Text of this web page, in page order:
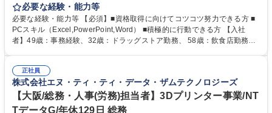
事務所内での事務業務等 ★異業界からの転職者が多数活躍しています
【年収補足】532万円 ＋別途インセンティヴで平均約100万円/年（昨年度
実績） ＋管理業務主任者資格手当50,000円/月 ★親会社である株式会社合
人社計画研究所社のグループ会社として、質の高いサービスと適性価格を
無/年休123日
必要な経験・能力等
必要な経験・能力等 【必須】■資格取得に向けてコツコツ努力できる方 ■
PCスキル（Excel,PowerPoint,Word） ■積極的に行動できる方 【入社
者】49歳：事務経験、32歳：ドラッグストア勤務、 58歳：飲食店勤務
得出来ております！ 【魅力】■フレックス制度、未経験からでも下限年収
を一律支給！ ■管理業務主任者資格取得後には50,000円/月の手当あり！
学歴・資格 学歴：大学院 大学 高専 短大 専修学校 高校 語学力： 資格：第
一種運転免許普通自動車
正社員
株式会社エヌ・ティ・ティ・データ・ザムテクノロジーズ
【大阪/総務・人事(労務)担当者】3Dプリンター事業/NT
TデータG/年休129日 総務